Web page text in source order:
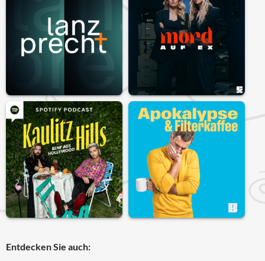
Entdecken Sie auch: